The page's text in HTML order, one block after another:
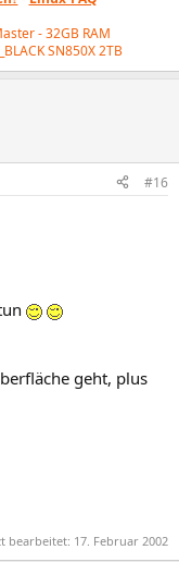
- 32GB RAM
SN850X 2TB
#16
geht, plus
bearbeitet: 17. Februar 2002